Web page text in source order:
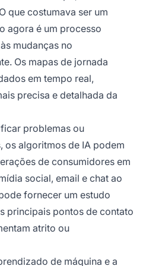
que costumava ser um
agora é um processo
mudanças no
Os mapas de jornada
em tempo real,
precisa e detalhada da
problemas ou
algoritmos de IA podem
de consumidores em
social, email e chat ao
fornecer um estudo
principais pontos de contato
atrito ou
de máquina e a